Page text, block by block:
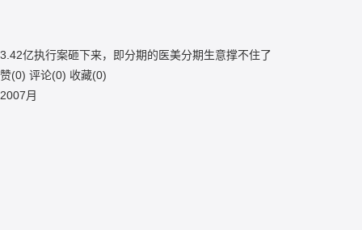
3.42亿执行案砸下来，即分期的医美分期生意撑不住了
赞(0) 评论(0) 收藏(0)
2007月